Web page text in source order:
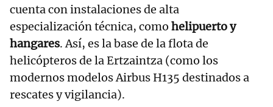
cuenta con instalaciones de alta
especialización técnica, como helipuerto y
hangares. Así, es la base de la flota de
helicópteros de la Ertzaintza (como los
modernos modelos Airbus H135 destinados a
rescates y vigilancia).